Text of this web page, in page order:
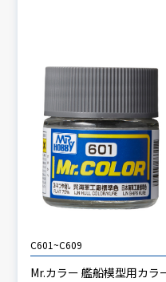
C601~C609
Mr.カラー 艦船模型用カラ